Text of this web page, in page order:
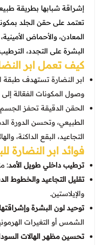
عروض العناية بالشعر
عروض الرجال
عروض جراحات
عروض قسم الطوارئ
عروض المختبر
عروض الاشعة
عروض الباطنة
عروض العظام
عروض الانف والاذن
عروض العلاج
إشراقة شبابها بطريقة
تعتمد على حقن الجلد
المعادن، والأحماض
البشرة على التجدد،
كيف تعمل ابر
ابر النضارة تستهدف
وصول المكونات الفعّالة إلى
الحقن الدقيقة تحفز الجسم
الطبيعي، وتحسن الدورة
التجاعيد، البقع الداكنة،
فوائد ابر النضارة
ترطيب داخلي طويل الأمد:
تقليل التجاعيد والخطوط
والإيلاستين.
توحيد لون البشرة وإشراقتها
الشمس أو التغيرات
تحسين مظهر الهالات